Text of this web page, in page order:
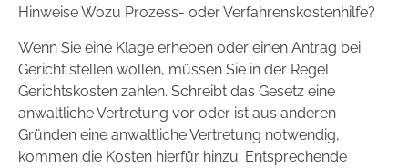
Hinweise Wozu Prozess- oder Verfahrenskostenhilfe?
Wenn Sie eine Klage erheben oder einen Antrag bei
Gericht stellen wollen, müssen Sie in der Regel
Gerichtskosten zahlen. Schreibt das Gesetz eine
anwaltliche Vertretung vor oder ist aus anderen
Gründen eine anwaltliche Vertretung notwendig,
kommen die Kosten hierfür hinzu. Entsprechende